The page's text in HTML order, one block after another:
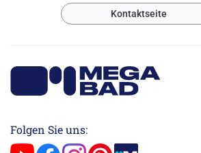
Kontaktseite
Folgen Sie uns: